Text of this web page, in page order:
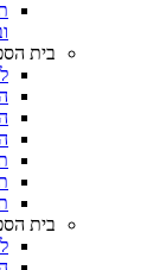
בית
בית